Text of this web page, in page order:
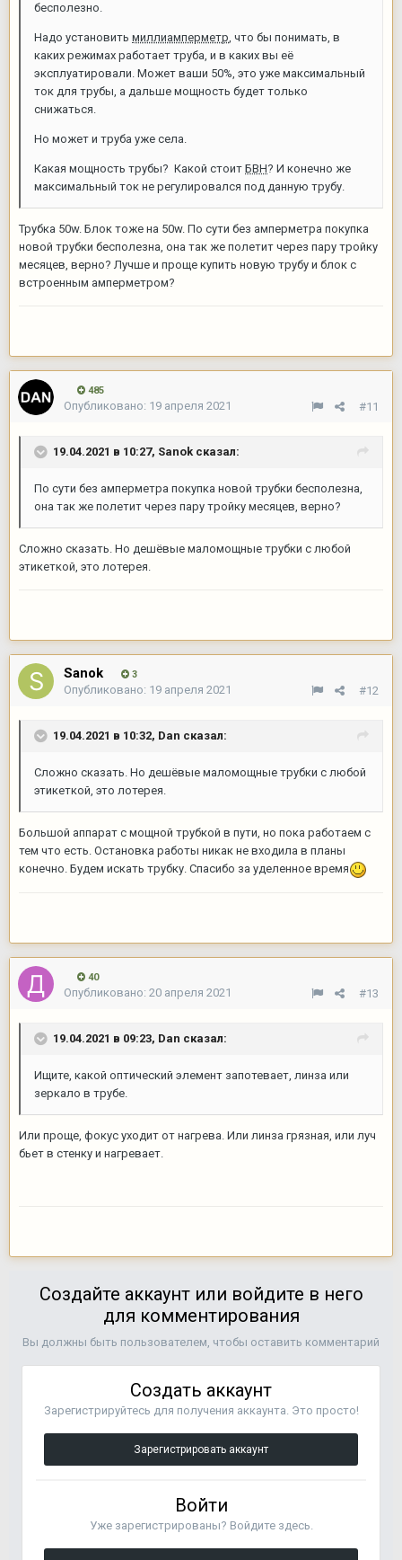
бесполезно.
Надо установить миллиамперметр, что бы понимать, в
каких режимах работает труба, и в каких вы её
эксплуатировали. Может ваши 50%, это уже максимальный
ток для трубы, а дальше мощность будет только
снижаться.
Но может и труба уже села.
Какая мощность трубы? Какой стоит БВН? И конечно же
максимальный ток не регулировался под данную трубу.
Трубка 50w. Блок тоже на 50w. По сути без амперметра покупка
новой трубки бесполезна, она так же полетит через пару тройку
месяцев, верно? Лучше и проще купить новую трубу и блок с
встроенным амперметром?
485
#11
Опубликовано: 19 апреля 2021
19.04.2021 в 10:27, Sanok сказал:
По сути без амперметра покупка новой трубки бесполезна,
она так же полетит через пару тройку месяцев, верно?
Сложно сказать. Но дешёвые маломощные трубки с любой
этикеткой, это лотерея.
Sanok 3
#12
Опубликовано: 19 апреля 2021
19.04.2021 в 10:32, Dan сказал:
Сложно сказать. Но дешёвые маломощные трубки с любой
этикеткой, это лотерея.
Большой аппарат с мощной трубкой в пути, но пока работаем с
тем что есть. Остановка работы никак не входила в планы
конечно. Будем искать трубку. Спасибо за уделенное время
40
#13
Опубликовано: 20 апреля 2021
19.04.2021 в 09:23, Dan сказал:
Ищите, какой оптический элемент запотевает, линза или
зеркало в трубе.
Или проще, фокус уходит от нагрева. Или линза грязная, или луч
бьет в стенку и нагревает.
Создайте аккаунт или войдите в него
для комментирования
Вы должны быть пользователем, чтобы оставить комментарий
Создать аккаунт
Зарегистрируйтесь для получения аккаунта. Это просто!
Зарегистрировать аккаунт
Войти
Уже зарегистрированы? Войдите здесь.